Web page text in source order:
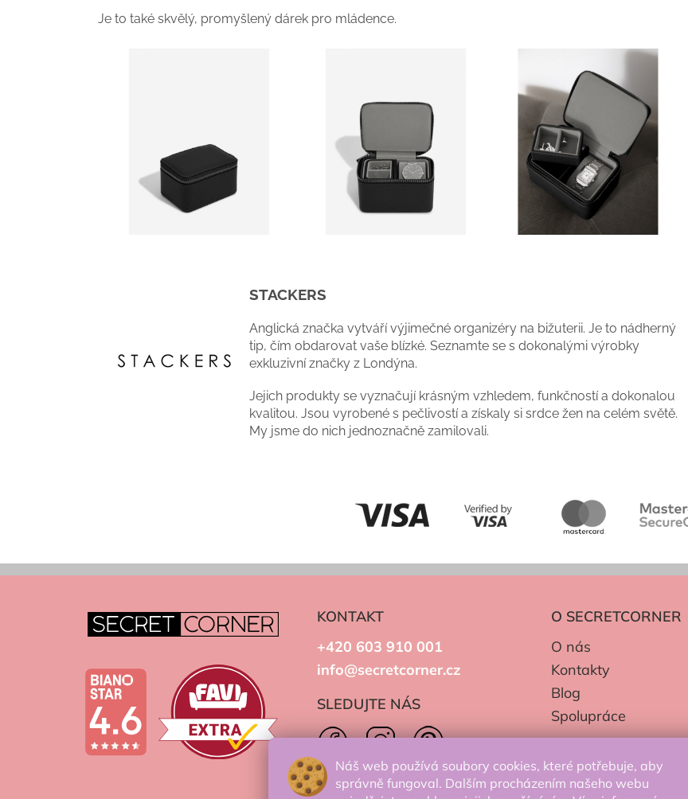
Náš web používá soubory cookies, které potřebuje, aby
správně fungoval. Dalším procházením našeho webu
Je to také skvělý, promyšlený dárek pro mládence.
STACKERS
Anglická značka vytváří výjimečné organizéry na bižuterii. Je to nádherný
tip, čím obdarovat vaše blízké. Seznamte se s dokonalými výrobky
exkluzivní značky z Londýna.
Jejich produkty se vyznačují krásným vzhledem, funkčností a dokonalou
kvalitou. Jsou vyrobené s pečlivostí a získaly si srdce žen na celém světě.
My jsme do nich jednoznačně zamilovali.
KONTAKT
+420 603 910 001
info@secretcorner.cz
SLEDUJTE NÁS
O SECRETCORNER
O nás
Kontakty
Blog
Spolupráce